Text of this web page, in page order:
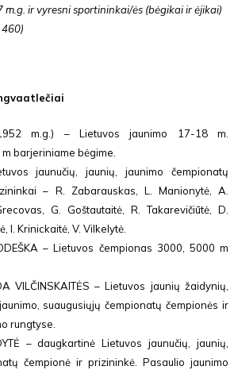
ir vyresni sportininkai/ės (bėgikai ir ėjikai)
m.g.) – Lietuvos jaunimo 17-18 m.
barjeriniame bėgime.
jaunučių, jaunių, jaunimo čempionatų
– R. Zabarauskas, L. Manionytė, A.
G. Goštautaitė, R. Takarevičiūtė, D.
I. Krinickaitė, V. Vilkelytė.
– Lietuvos čempionas 3000, 5000 m
VILČINSKAITĖS – Lietuvos jaunių žaidynių,
suaugusiųjų čempionatų čempionės ir
rungtyse.
– daugkartinė Lietuvos jaunučių, jaunių,
čempionė ir prizininkė. Pasaulio jaunimo